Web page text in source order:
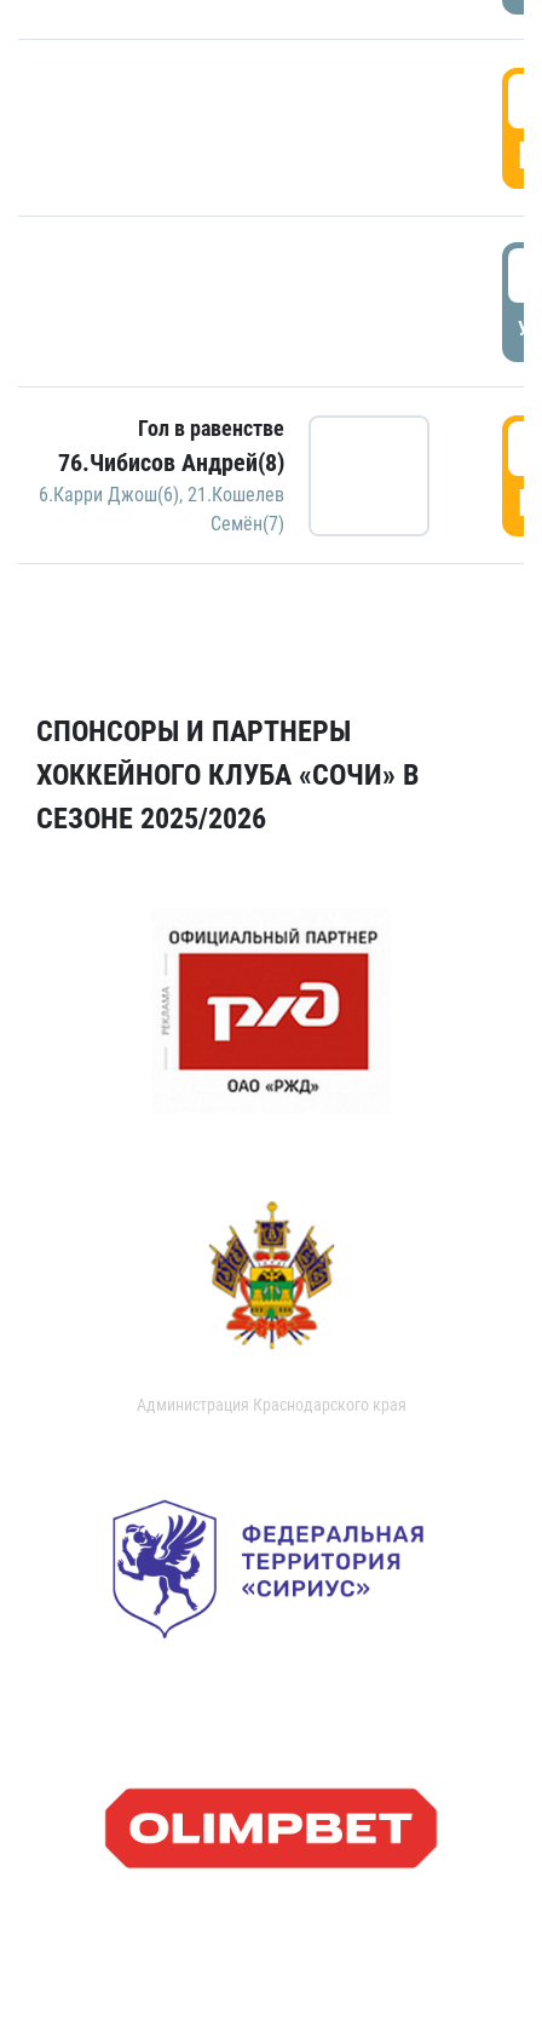
Гол в равенстве
76.Чибисов Андрей(8)
6.Карри Джош(6), 21.Кошелев
Семён(7)
СПОНСОРЫ И ПАРТНЕРЫ
ХОККЕЙНОГО КЛУБА «СОЧИ» В
СЕЗОНЕ 2025/2026
Администрация Краснодарского края